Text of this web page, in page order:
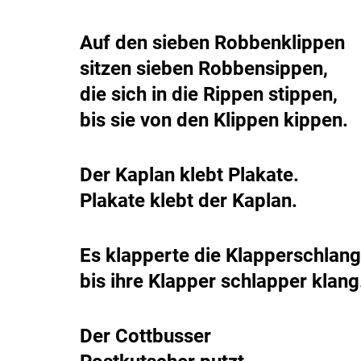
Auf den sieben Robbenklippen
sitzen sieben Robbensippen,
die sich in die Rippen stippen,
bis sie von den Klippen kippen.
Der Kaplan klebt Plakate.
Plakate klebt der Kaplan.
Es klapperte die
bis ihre Klapper schlapper
Der Cottbusser